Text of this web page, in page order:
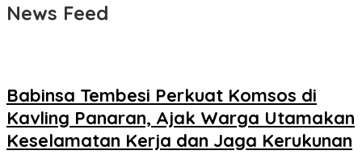
News Feed
Babinsa Tembesi Perkuat Komsos di
Kavling Panaran, Ajak Warga Utamakan
Keselamatan Kerja dan Jaga Kerukunan